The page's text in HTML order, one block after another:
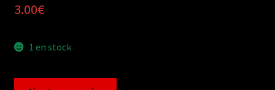
3.00€
1 en stock